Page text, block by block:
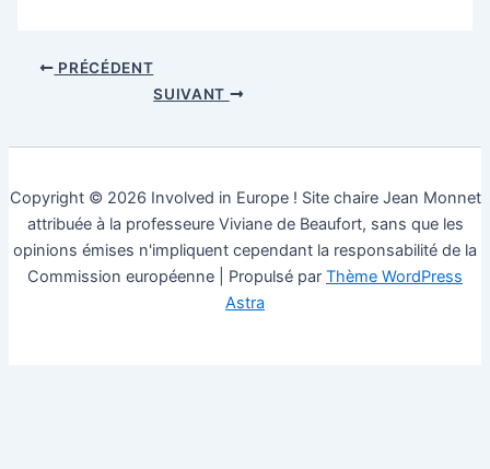
PRÉCÉDENT
SUIVANT
Copyright © 2026 Involved in Europe ! Site chaire Jean Monnet
attribuée à la professeure Viviane de Beaufort, sans que les
opinions émises n'impliquent cependant la responsabilité de la
Commission européenne | Propulsé par Thème WordPress
Astra